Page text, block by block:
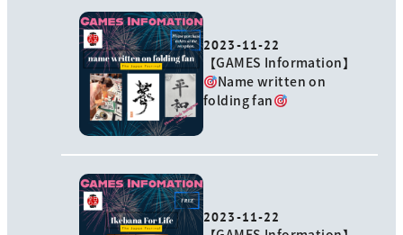
2023-11-22
【GAMES Information】
Name written on
folding fan
2023-11-22